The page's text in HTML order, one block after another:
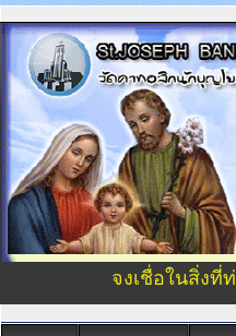
จงเชื่อในสิ่ง